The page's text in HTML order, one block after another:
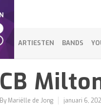
ARTIESTEN BANDS
CB
ByMariëlle de Jong januari 6,